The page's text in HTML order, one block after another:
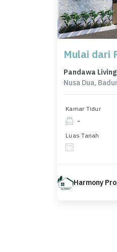
Mulai dari
Pandawa
Nusa Dua,
Kamar Tidur
-
Luas Tanah
Harmony